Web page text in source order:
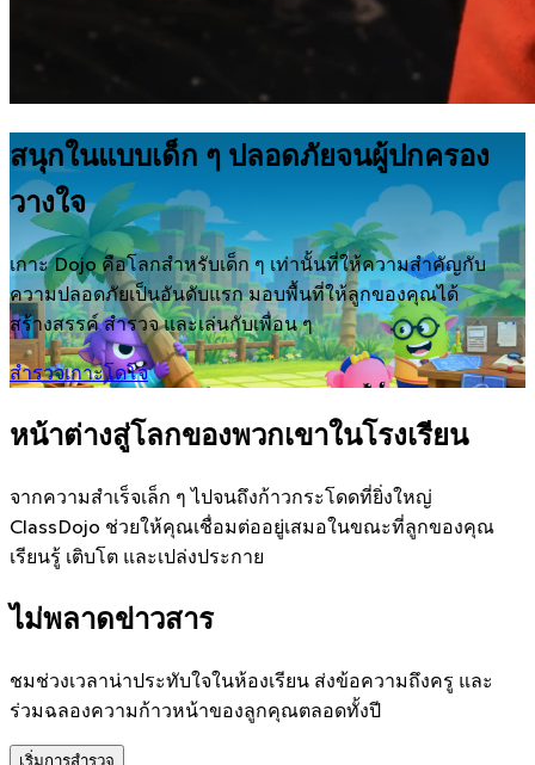
สนุกในแบบเด็ก ๆ ปลอดภัยจนผู้ปกครอง
วางใจ
เกาะ Dojo คือโลกสำหรับเด็ก ๆ เท่านั้นที่ให้ความสำคัญกับ
ความปลอดภัยเป็นอันดับแรก มอบพื้นที่ให้ลูกของคุณได้
สร้างสรรค์ สำรวจ และเล่นกับเพื่อน ๆ
สำรวจเกาะโดโจ
หน้าต่างสู่โลกของพวกเขาในโรงเรียน
จากความสำเร็จเล็ก ๆ ไปจนถึงก้าวกระโดดที่ยิ่งใหญ่
ClassDojo ช่วยให้คุณเชื่อมต่ออยู่เสมอในขณะที่ลูกของคุณ
เรียนรู้ เติบโต และเปล่งประกาย
ไม่พลาดข่าวสาร
ชมช่วงเวลาน่าประทับใจในห้องเรียน ส่งข้อความถึงครู และ
ร่วมฉลองความก้าวหน้าของลูกคุณตลอดทั้งปี
เริ่มการสำรวจ